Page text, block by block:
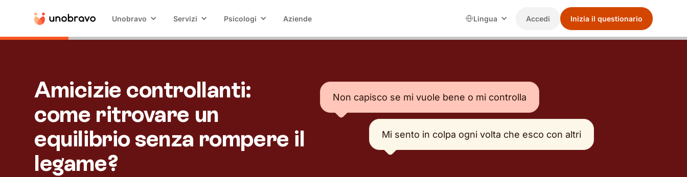
Unobravo Servizi Psicologi Aziende Lingua Accedi Inizia il questionario
Amicizie controllanti:
come ritrovare un
equilibrio senza rompere il
legame?
Non capisco se mi vuole bene o mi controlla
Mi sento in colpa ogni volta che esco con altri